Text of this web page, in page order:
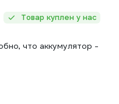
Товар куплен у нас
что аккумулятор -